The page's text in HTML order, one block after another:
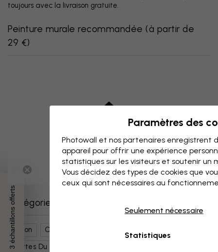
toujours avec la livraison gratuite.
Peinture murale recommandée (à partir de
29 €)
Catégories similaires
Salon
Cartes, Drapeaux Et Lieux
Cartes Du Monde
3 échantillons offerts
Paramètres des
Photowall et nos partenaires enregistrent
appareil pour offrir une expérience
statistiques sur les visiteurs et soutenir un
Vous décidez des types de cookies que
ceux qui sont nécessaires au
Seulement nécessaire
Statistiques